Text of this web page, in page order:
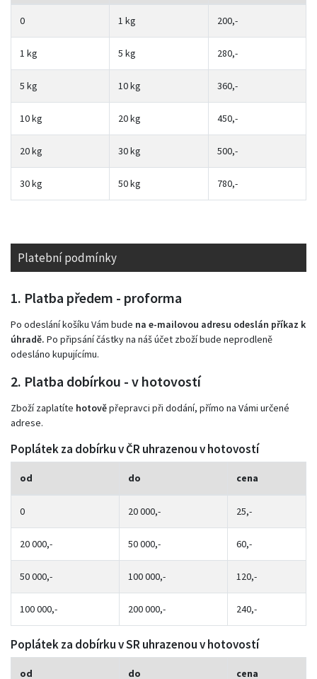
0 1 kg 200,-
1 kg 5 kg 280,-
5 kg 10 kg 360,-
10 kg 20 kg 450,-
20 kg 30 kg 500,-
30 kg 50 kg 780,-
Platební podmínky
1. Platba předem - proforma
Po odeslání košíku Vám bude na e-mailovou adresu odeslán příkaz k
úhradě. Po připsání částky na náš účet zboží bude neprodleně
odesláno kupujícímu.
2. Platba dobírkou - v hotovostí
Zboží zaplatíte hotověpřepravci při dodání, přímo na Vámi určené
adrese.
Poplátek za dobírku v ČR uhrazenou v hotovostí
od do cena
0 20 000,- 25,-
20 000,- 50 000,- 60,-
50 000,- 100 000,- 120,-
100 000,- 200 000,- 240,-
Poplátek za dobírku v SR uhrazenou v hotovostí
od do cena